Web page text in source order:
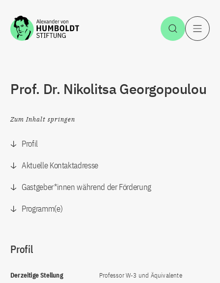
Zum Inhalt springen Suche
Prof. Dr. Nikolitsa Georgopoulou
Zum Inhalt springen
Profil
Aktuelle Kontaktadresse
Gastgeber*innen während der Förderung
Programm(e)
Profil
Derzeitige Stellung Professor W-3 und Äquivalente